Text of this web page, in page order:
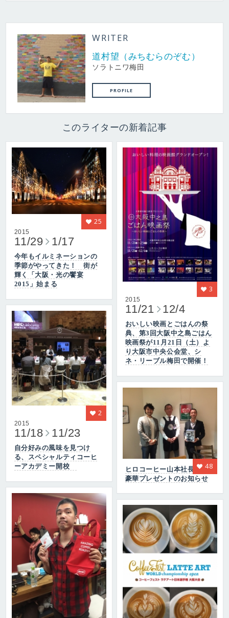
WRITER
道村望（みちむらのぞむ）
ソラトニワ梅田
PROFILE
このライターの新着記事
2015
11/29 1/17
今年もイルミネーションの
季節がやってきた！ 街が
輝く「大阪・光の饗宴
2015」始まる
25
2015
11/18 11/23
自分好みの風味を見つけ
る、スペシャルティコーヒ
ーアカデミー開校
2
2015
11/21 12/4
おいしい映画とごはんの祭
典、第3回大阪中之島ごはん
映画祭が11月21日（土）よ
り大阪市中央公会堂、シ
ネ・リーブル梅田で開催！
3
ヒロコーヒー山本社長から
豪華プレゼントのお知らせ
48